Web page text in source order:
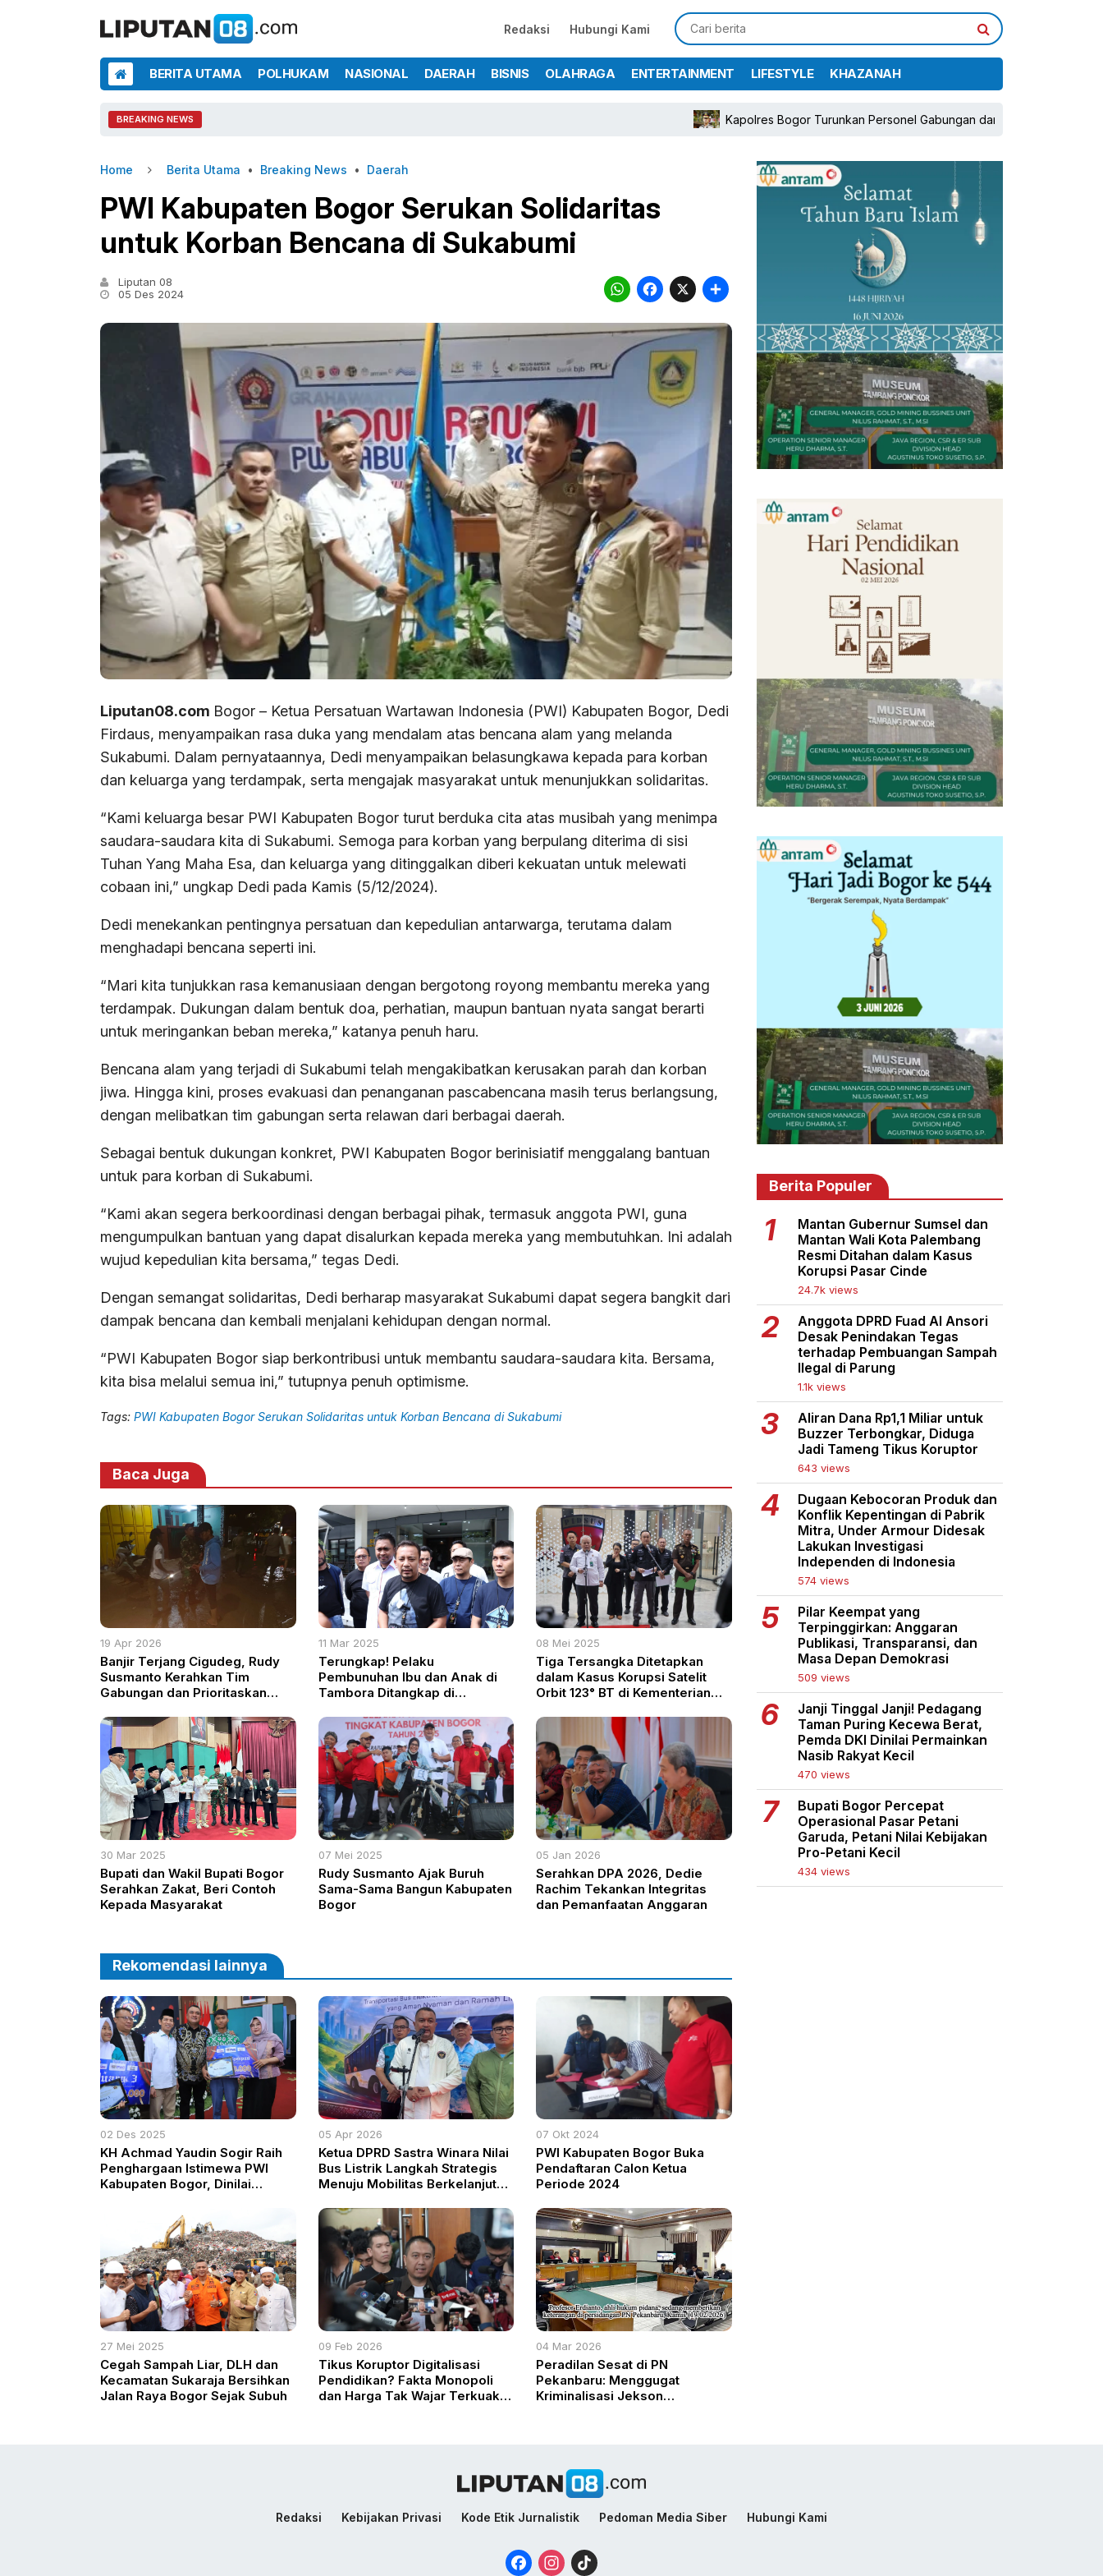
Redaksi Hubungi Kami
BERITA UTAMA POLHUKAM NASIONAL DAERAH BISNIS OLAHRAGA ENTERTAINMENT LIFESTYLE KHAZANAH
BREAKING NEWS Kapolres Bogor Turunkan Personel Gabungan dan Brimob, Prioritaskan
Home Berita Utama • Breaking News • Daerah
PWI Kabupaten Bogor Serukan Solidaritas
untuk Korban Bencana di Sukabumi
Liputan 08
05 Des 2024
WhatsApp
Facebook
X
Liputan08.com Bogor – Ketua Persatuan Wartawan Indonesia (PWI) Kabupaten Bogor, Dedi
Firdaus, menyampaikan rasa duka yang mendalam atas bencana alam yang melanda
Sukabumi. Dalam pernyataannya, Dedi menyampaikan belasungkawa kepada para korban
dan keluarga yang terdampak, serta mengajak masyarakat untuk menunjukkan solidaritas.
“Kami keluarga besar PWI Kabupaten Bogor turut berduka cita atas musibah yang menimpa
saudara-saudara kita di Sukabumi. Semoga para korban yang berpulang diterima di sisi
Tuhan Yang Maha Esa, dan keluarga yang ditinggalkan diberi kekuatan untuk melewati
cobaan ini,” ungkap Dedi pada Kamis (5/12/2024).
Dedi menekankan pentingnya persatuan dan kepedulian antarwarga, terutama dalam
menghadapi bencana seperti ini.
“Mari kita tunjukkan rasa kemanusiaan dengan bergotong royong membantu mereka yang
terdampak. Dukungan dalam bentuk doa, perhatian, maupun bantuan nyata sangat berarti
untuk meringankan beban mereka,” katanya penuh haru.
Bencana alam yang terjadi di Sukabumi telah mengakibatkan kerusakan parah dan korban
jiwa. Hingga kini, proses evakuasi dan penanganan pascabencana masih terus berlangsung,
dengan melibatkan tim gabungan serta relawan dari berbagai daerah.
Sebagai bentuk dukungan konkret, PWI Kabupaten Bogor berinisiatif menggalang bantuan
untuk para korban di Sukabumi.
“Kami akan segera berkoordinasi dengan berbagai pihak, termasuk anggota PWI, guna
mengumpulkan bantuan yang dapat disalurkan kepada mereka yang membutuhkan. Ini adalah
wujud kepedulian kita bersama,” tegas Dedi.
Dengan semangat solidaritas, Dedi berharap masyarakat Sukabumi dapat segera bangkit dari
dampak bencana dan kembali menjalani kehidupan dengan normal.
“PWI Kabupaten Bogor siap berkontribusi untuk membantu saudara-saudara kita. Bersama,
kita bisa melalui semua ini,” tutupnya penuh optimisme.
Tags: PWI Kabupaten Bogor Serukan Solidaritas untuk Korban Bencana di Sukabumi
Baca Juga
19 Apr 2026
Banjir Terjang Cigudeg, Rudy
Susmanto Kerahkan Tim
Gabungan dan Prioritaskan
11 Mar 2025
Terungkap! Pelaku
Pembunuhan Ibu dan Anak di
Tambora Ditangkap di
08 Mei 2025
Tiga Tersangka Ditetapkan
dalam Kasus Korupsi Satelit
Orbit 123° BT di Kementerian
21,3 Juta
30 Mar 2025
Bupati dan Wakil Bupati Bogor
Serahkan Zakat, Beri Contoh
Kepada Masyarakat
07 Mei 2025
Rudy Susmanto Ajak Buruh
Sama-Sama Bangun Kabupaten
Bogor
05 Jan 2026
Serahkan DPA 2026, Dedie
Rachim Tekankan Integritas
dan Pemanfaatan Anggaran
Rekomendasi lainnya
02 Des 2025
KH Achmad Yaudin Sogir Raih
Penghargaan Istimewa PWI
Kabupaten Bogor, Dinilai
Jurnalis, Aktivis, dan Birokrat
05 Apr 2026
Ketua DPRD Sastra Winara Nilai
Bus Listrik Langkah Strategis
Menuju Mobilitas Berkelanjutan
07 Okt 2024
PWI Kabupaten Bogor Buka
Pendaftaran Calon Ketua
Periode 2024
27 Mei 2025
Cegah Sampah Liar, DLH dan
Kecamatan Sukaraja Bersihkan
Jalan Raya Bogor Sejak Subuh
09 Feb 2026
Tikus Koruptor Digitalisasi
Pendidikan? Fakta Monopoli
dan Harga Tak Wajar Terkuak
04 Mar 2026
Peradilan Sesat di PN
Pekanbaru: Menggugat
Kriminalisasi Jekson
Berita Populer
Mantan Gubernur Sumsel dan
Mantan Wali Kota Palembang
Resmi Ditahan dalam Kasus
Korupsi Pasar Cinde
24.7k views
Anggota DPRD Fuad Al Ansori
Desak Penindakan Tegas
terhadap Pembuangan Sampah
Ilegal di Parung
1.1k views
Aliran Dana Rp1,1 Miliar untuk
Buzzer Terbongkar, Diduga
Jadi Tameng Tikus Koruptor
643 views
Dugaan Kebocoran Produk dan
Konflik Kepentingan di Pabrik
Mitra, Under Armour Didesak
Lakukan Investigasi
Independen di Indonesia
574 views
Pilar Keempat yang
Terpinggirkan: Anggaran
Publikasi, Transparansi, dan
Masa Depan Demokrasi
509 views
Janji Tinggal Janji! Pedagang
Taman Puring Kecewa Berat,
Pemda DKI Dinilai Permainkan
Nasib Rakyat Kecil
470 views
Bupati Bogor Percepat
Operasional Pasar Petani
Garuda, Petani Nilai Kebijakan
Pro-Petani Kecil
434 views
Redaksi Kebijakan Privasi Kode Etik Jurnalistik Pedoman Media Siber Hubungi Kami
FacebookInstagram